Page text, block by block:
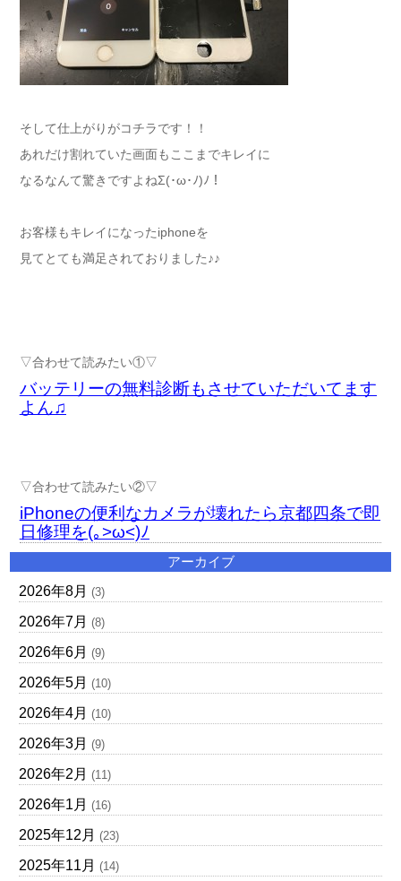
そして仕上がりがコチラです！！
あれだけ割れていた画面もここまでキレイに
なるなんて驚きですよねΣ(･ω･ﾉ)ﾉ！
お客様もキレイになったiphoneを
見てとても満足されておりました♪♪
▽合わせて読みたい①▽
バッテリーの無料診断もさせていただいてます
よん♫
▽合わせて読みたい②▽
iPhoneの便利なカメラが壊れたら京都四条で即
日修理を(｡>ω<)ﾉ
アーカイブ
2026年8月 (3)
2026年7月 (8)
2026年6月 (9)
2026年5月 (10)
2026年4月 (10)
2026年3月 (9)
2026年2月 (11)
2026年1月 (16)
2025年12月 (23)
2025年11月 (14)